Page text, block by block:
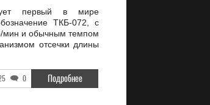
первый в мире
ТКБ-072, с
мин и обычным темпом
отсечки длины
0 Подробнее